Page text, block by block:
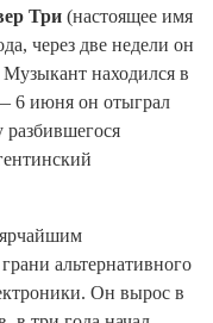
Три (настоящее имя
через две недели он
находился в
6 июня он отыграл
альтернативного
Он вырос в